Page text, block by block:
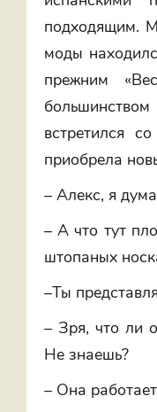
подходящим.
моды
прежним
встретился
приобрела
– Алекс, я
– А что тут
штопаных
–Ты
– Зря, что ли
Не знаешь?
– Она